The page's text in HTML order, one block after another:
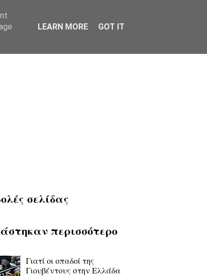
σελίδας
περισσότερο
Γιατί οι οπαδοί της
Γιουβέντους στην Ελλάδα
LEARN MORE GOT IT